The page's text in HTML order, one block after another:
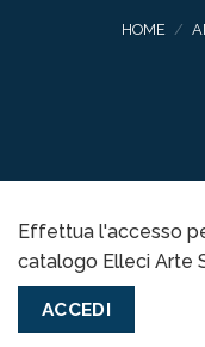
HOME /
Effettua l'accesso
catalogo Elleci Arte
ACCEDI